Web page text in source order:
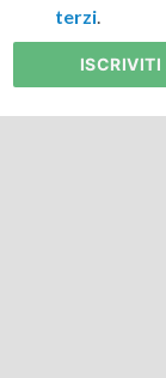
terzi.
ISCRIVITI